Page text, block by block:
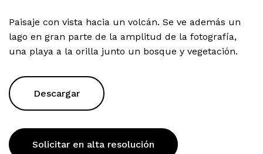
Paisaje con vista hacia un volcán. Se ve además un
lago en gran parte de la amplitud de la fotografía,
una playa a la orilla junto un bosque y vegetación.
Descargar
Solicitar en alta resolución